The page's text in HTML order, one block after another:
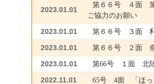
2023.01.01
第６６号 ４面
ご協力のお願い
2023.01.01 第６６号 ３面 利
2023.01.01 第６６号 ２面 奈
2023.01.01 第66号 １面 北陸
2022.11.01 65号 4面 「ほっ